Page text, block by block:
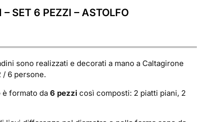
CUORE SACRO DI SICILIA
LE PIGNE D’AMORE
SET 6 PEZZI – ASTOLFO
sono realizzati e decorati a mano a Caltagirone
/ 6 persone.
è formato da 6 pezzi così composti: 2 piatti piani, 2